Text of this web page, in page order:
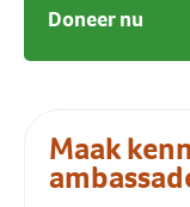
Doneer nu
Maak